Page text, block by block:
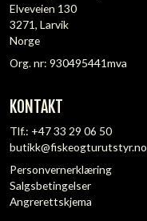
Elveveien 130
3271, Larvik
Norge
Org. nr: 930495441mva
KONTAKT
Tlf.: +47 33 29 06 50
butikk@fiskeogturutstyr.no
Personvernerklæring
Salgsbetingelser
Angrerettskjema